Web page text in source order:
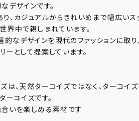
デザインです。
、カジュアルからきれいめまで幅広いス
界中で親しまれています。
なデザインを現代のファッションに取り
ーとして提案しています。
は、天然ターコイズではなく、ターコイ
ーコイズです。
いを楽しめる素材です